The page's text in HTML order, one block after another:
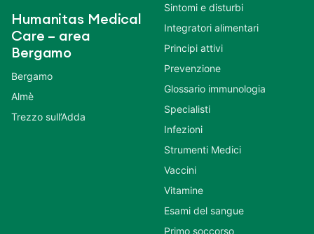
Humanitas Medical
Care – area
Bergamo
Bergamo
Almè
Trezzo sull’Adda
Sintomi e disturbi
Integratori alimentari
Principi attivi
Prevenzione
Glossario immunologia
Specialisti
Infezioni
Strumenti Medici
Vaccini
Vitamine
Esami del sangue
Primo soccorso